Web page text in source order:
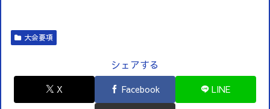
大会要項
シェアする
X Facebook LINE